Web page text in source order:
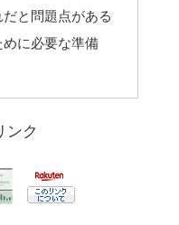
と問題点がある
に必要な準備
ンク